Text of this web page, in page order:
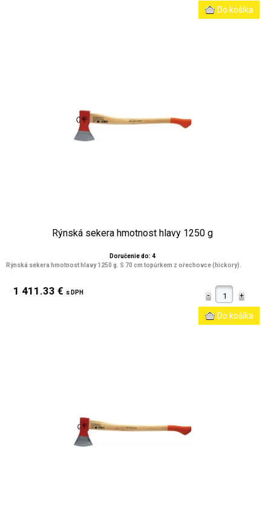
Rýnská sekera hmotnost hlavy 1250 g
Doručenie do: 4
Rýnská sekera hmotnost hlavy 1250 g. S 70 cm topůrkem z ořechovce (hickory).
1 411.33 € s DPH